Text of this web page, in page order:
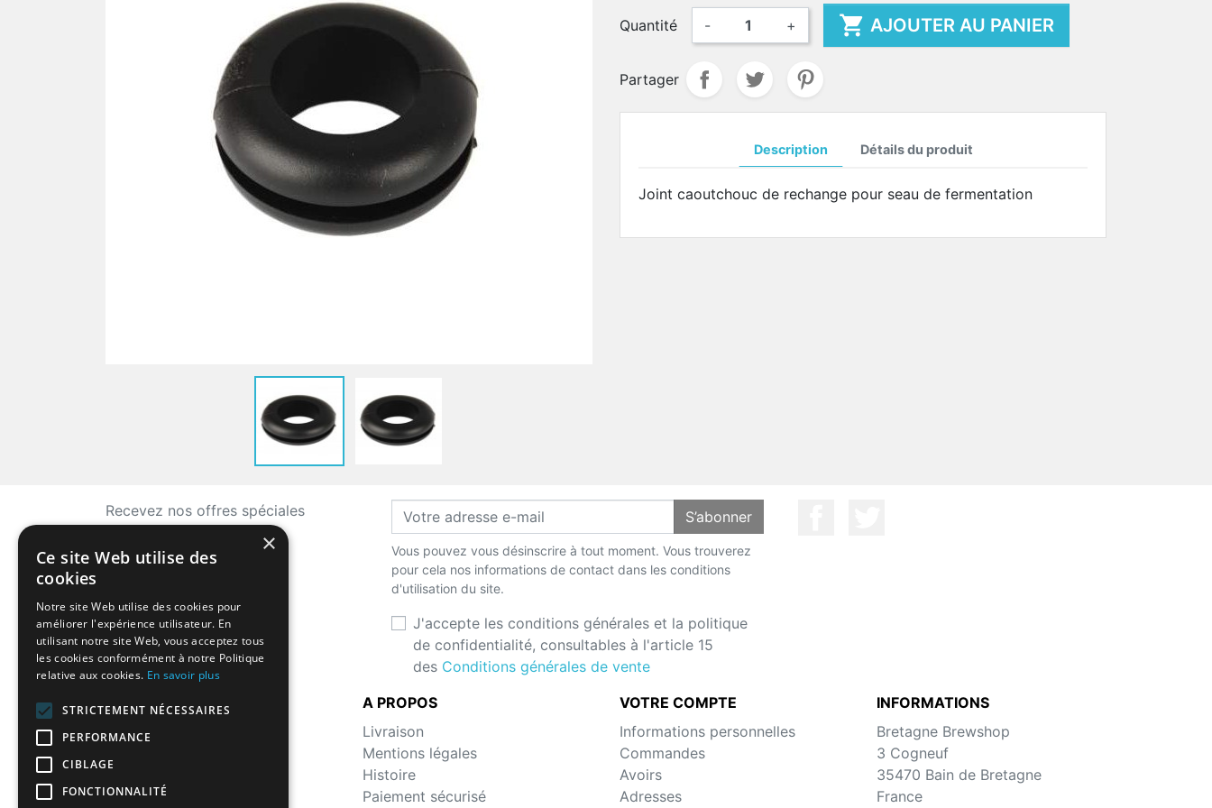
Quantité
- +  AJOUTER AU PANIER
Partager
Description Détails du produit
Joint caoutchouc de rechange pour seau de fermentation
Recevez nos offres spéciales S’abonner
Vous pouvez vous désinscrire à tout moment. Vous trouverez
pour cela nos informations de contact dans les conditions
d'utilisation du site.
J'accepte les conditions générales et la politique
de confidentialité, consultables à l'article 15
des Conditions générales de vente
LA BOUTIQUE
Histoire
Nouveaux produits
A PROPOS
Livraison
Mentions légales
Histoire
Paiement sécurisé
VOTRE COMPTE
Informations personnelles
Commandes
Avoirs
Adresses
INFORMATIONS
Bretagne Brewshop
3 Cogneuf
35470 Bain de Bretagne
France
×
Ce site Web utilise des
cookies
Notre site Web utilise des cookies pour
améliorer l'expérience utilisateur. En
utilisant notre site Web, vous acceptez tous
les cookies conformément à notre Politique
relative aux cookies. En savoir plus
STRICTEMENT NÉCESSAIRES
PERFORMANCE
CIBLAGE
FONCTIONNALITÉ